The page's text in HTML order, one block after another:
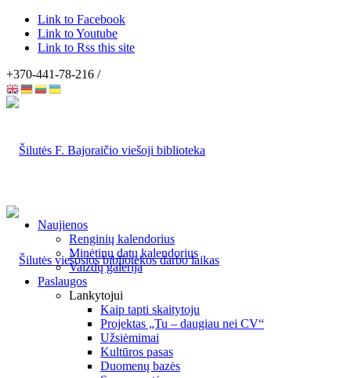
Link to Facebook
Link to Youtube
Link to Rss this site
+370-441-78-216 /
Naujienos
Renginių kalendorius
Minėtinų datų kalendorius
Vaizdų galerija
Paslaugos
Lankytojui
Kaip tapti skaitytoju
Projektas „Tu – daugiau nei CV“
Užsiėmimai
Kultūros pasas
Duomenų bazės